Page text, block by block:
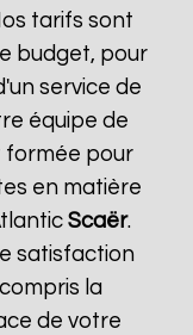
tarifs sont
budget, pour
service de
équipe de
formée pour
en matière
Scaër.
satisfaction
la
de votre